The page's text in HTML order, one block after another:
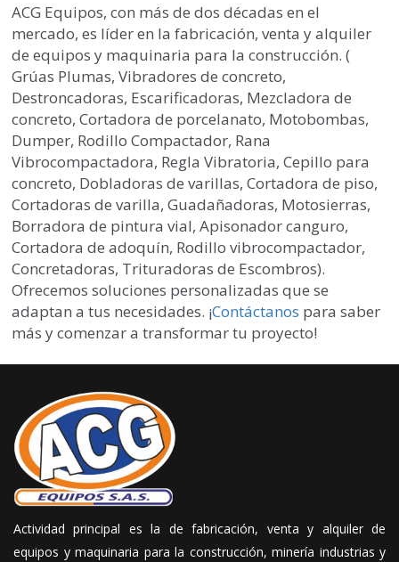
ACG Equipos, con más de dos décadas en el
mercado, es líder en la fabricación, venta y alquiler
de equipos y maquinaria para la construcción. (
Grúas Plumas, Vibradores de concreto,
Destroncadoras, Escarificadoras, Mezcladora de
concreto, Cortadora de porcelanato, Motobombas,
Dumper, Rodillo Compactador, Rana
Vibrocompactadora, Regla Vibratoria, Cepillo para
concreto, Dobladoras de varillas, Cortadora de piso,
Cortadoras de varilla, Guadañadoras, Motosierras,
Borradora de pintura vial, Apisonador canguro,
Cortadora de adoquín, Rodillo vibrocompactador,
Concretadoras, Trituradoras de Escombros).
Ofrecemos soluciones personalizadas que se
adaptan a tus necesidades. ¡Contáctanos para saber
más y comenzar a transformar tu proyecto!
Actividad principal es la de fabricación, venta y alquiler de
equipos y maquinaria para la construcción, minería industrias y